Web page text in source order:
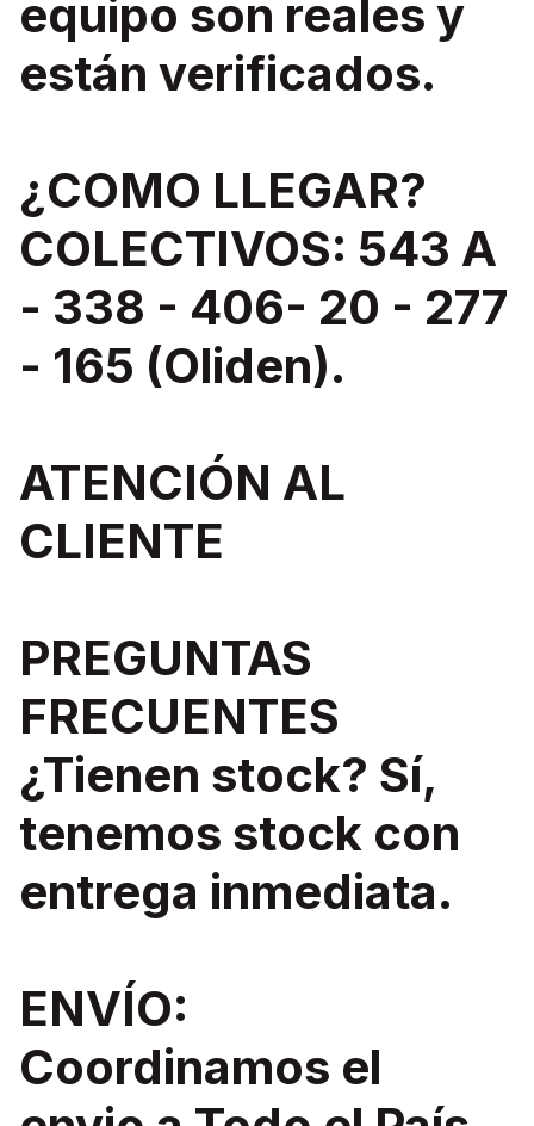
equipo son reales y
están verificados.
¿COMO LLEGAR?
COLECTIVOS: 543 A
- 338 - 406- 20 - 277
- 165 (Oliden).
ATENCIÓN AL
CLIENTE
PREGUNTAS
FRECUENTES
¿Tienen stock? Sí,
tenemos stock con
entrega inmediata.
ENVÍO:
Coordinamos el